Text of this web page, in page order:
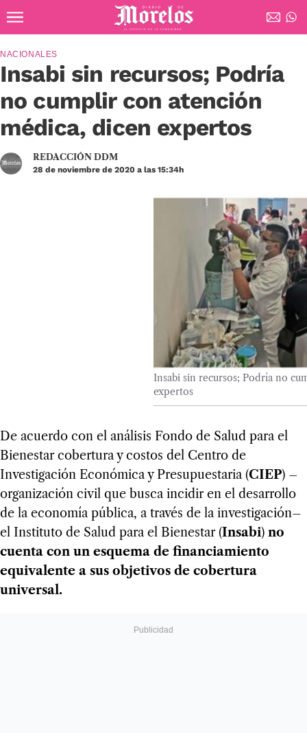
Diario de Morelos
Insabi sin recursos; Podría
no cumplir con atención
médica, dicen expertos
NACIONALES
REDACCIÓN DDM
28 de noviembre de 2020 a las 15:34h
Insabi sin recursos; Podría no
expertos
De acuerdo con el análisis Fondo de Salud para el
Bienestar cobertura y costos del Centro de
Investigación Económica y Presupuestaria (CIEP) –
organización civil que busca incidir en el desarrollo
de la economía pública, a través de la investigación–
el Instituto de Salud para el Bienestar (Insabi) no
cuenta con un esquema de financiamiento
equivalente a sus objetivos de cobertura
universal.